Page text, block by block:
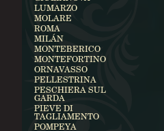
LUMARZO
MOLARE
ROMA
MILÁN
MONTEBERICO
MONTEFORTINO
ORNAVASSO
PELLESTRINA
PESCHIERA SUL
GARDA
PIEVE DI
TAGLIAMENTO
POMPEYA